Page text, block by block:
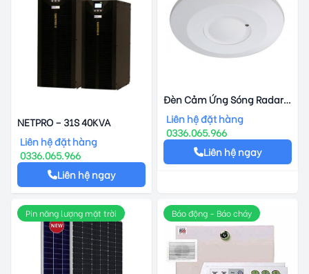
NETPRO – 31S 40KVA
Liên hệ đặt hàng
0336.065.966
Liên hệ ngay
Đèn Cảm Ứng Sóng Radar
Kawa RS03B
Liên hệ đặt hàng
0336.065.966
Liên hệ ngay
Pin năng lượng mặt trời Báo động - Báo cháy